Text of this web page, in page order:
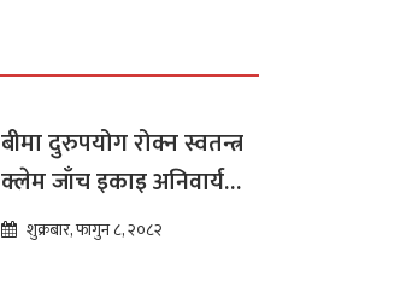
बीमा दुरुपयोग रोक्न स्वतन्त्र
क्लेम जाँच इकाइ अनिवार्य
:डा. शम्भुप्रसाद आचार्य
शुक्रबार, फागुन ८, २०८२